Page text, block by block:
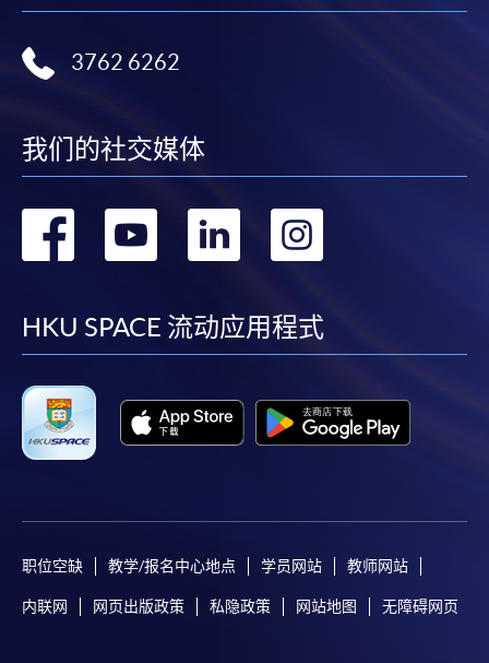
報名辦法
請填妥「 申請表 (點撃上述連結)及連同
份證副本親臨本院任何一間報名中心報名。
郵寄 報名
名費」支票寄到香港北角英皇道250號北角城中心11樓
香港大學專業進修學院劉先生收。
不少於40字的入讀原因。請 點撃
，並按照
3762 6262
我们的社交媒体
转
facebook
转
youtube
转
linkedin
HKU SPACE 流动应用程式
职位空缺 教学/报名中心地点 学员网站 教师网站
内联网 网页出版政策 私隐政策 网站地图 无障碍网页